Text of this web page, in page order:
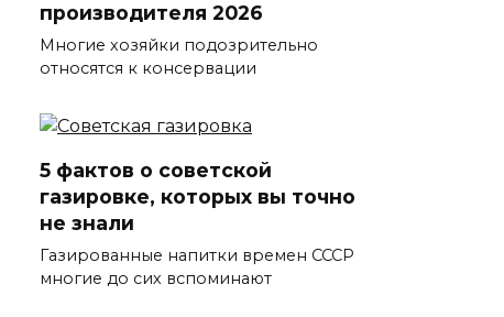
производителя 2026
Многие хозяйки подозрительно
относятся к консервации
5 фактов о советской
газировке, которых вы точно
не знали
Газированные напитки времен СССР
многие до сих вспоминают